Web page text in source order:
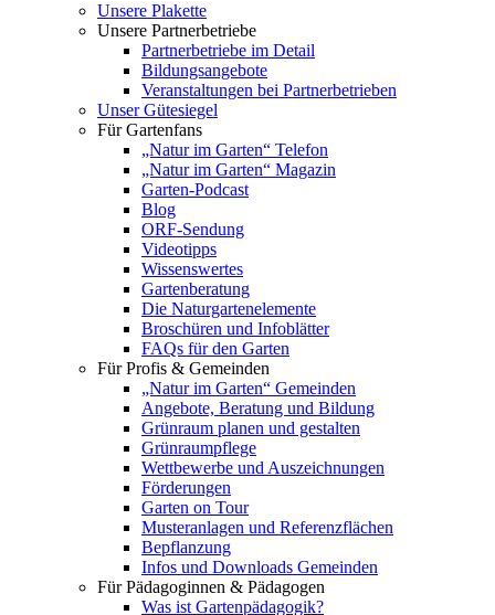
Unsere Plakette
Unsere Partnerbetriebe
Partnerbetriebe im Detail
Bildungsangebote
Veranstaltungen bei Partnerbetrieben
Unser Gütesiegel
Für Gartenfans
„Natur im Garten“ Telefon
„Natur im Garten“ Magazin
Garten-Podcast
Blog
ORF-Sendung
Videotipps
Wissenswertes
Gartenberatung
Die Naturgartenelemente
Broschüren und Infoblätter
FAQs für den Garten
Für Profis & Gemeinden
„Natur im Garten“ Gemeinden
Angebote, Beratung und Bildung
Grünraum planen und gestalten
Grünraumpflege
Wettbewerbe und Auszeichnungen
Förderungen
Garten on Tour
Musteranlagen und Referenzflächen
Bepflanzung
Infos und Downloads Gemeinden
Für Pädagoginnen & Pädagogen
Was ist Gartenpädagogik?